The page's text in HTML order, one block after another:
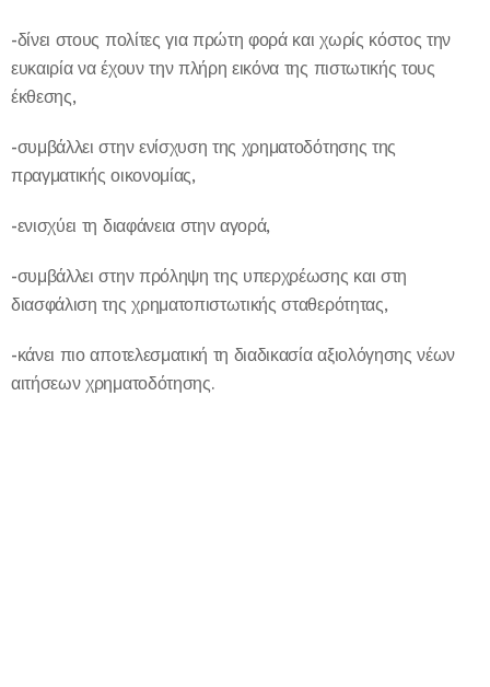
-δίνει στους πολίτες για πρώτη φορά και χωρίς κόστος την
ευκαιρία να έχουν την πλήρη εικόνα της πιστωτικής τους
έκθεσης,
-συμβάλλει στην ενίσχυση της χρηματοδότησης της
πραγματικής οικονομίας,
-ενισχύει τη διαφάνεια στην αγορά,
-συμβάλλει στην πρόληψη της υπερχρέωσης και στη
διασφάλιση της χρηματοπιστωτικής σταθερότητας,
-κάνει πιο αποτελεσματική τη διαδικασία αξιολόγησης νέων
αιτήσεων χρηματοδότησης.